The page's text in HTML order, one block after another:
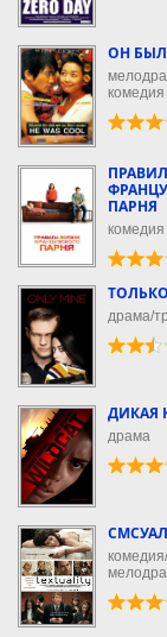
ОН
комедия
ПАРНЯ
комедия
драма/
ДИКАЯ
драма
комедия/